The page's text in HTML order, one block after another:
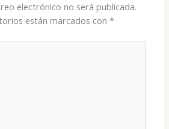
electrónico no será publicada.
están marcados con*